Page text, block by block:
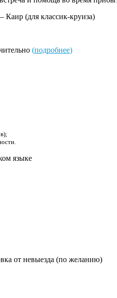
Каир (для классик-круиза)
(подробнее)
языке
от невыезда (по желанию)